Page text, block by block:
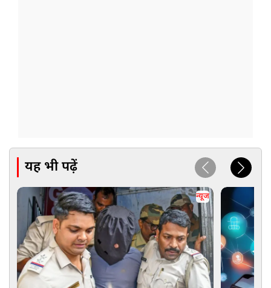
यह भी पढ़ें
न्यूज